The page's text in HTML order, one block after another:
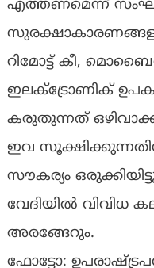
എത്തണമെന്ന്
റിമോട്ട് കീ,
ഇലക്ട്രോണിക്
കരുതുന്നത്
ഇവ
സൗകര്യം
വേദിയില്‍ വിവിധ
അരങ്ങേറും.
ഫോട്ടോ: